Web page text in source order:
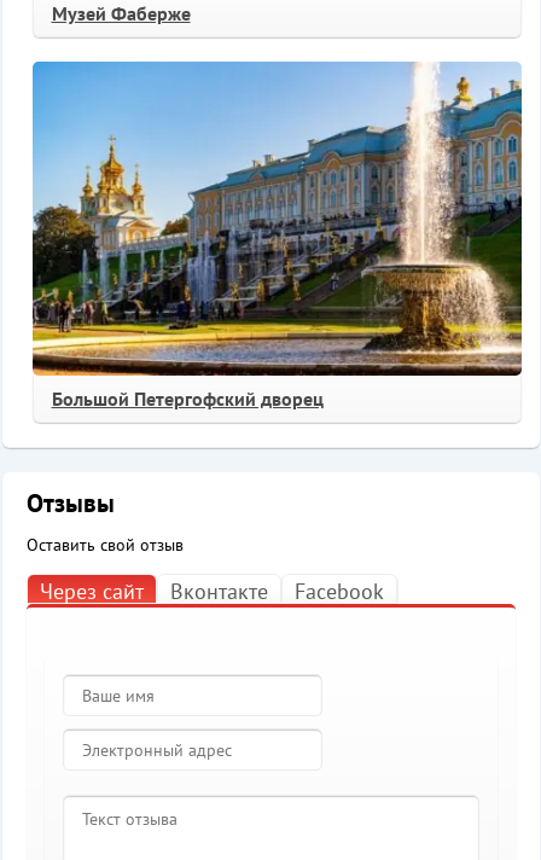
Музей Фаберже
Большой Петергофский дворец
Отзывы
Оставить свой отзыв
Через сайт Вконтакте Facebook